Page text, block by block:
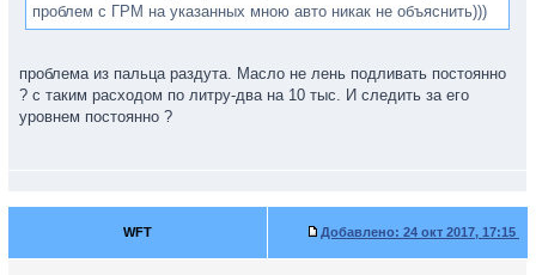
проблем с ГРМ на указанных мною авто никак не объяснить)))
проблема из пальца раздута. Масло не лень подливать постоянно
? с таким расходом по литру-два на 10 тыс. И следить за его
уровнем постоянно ?
WFT Добавлено: 24 окт 2017, 17:15